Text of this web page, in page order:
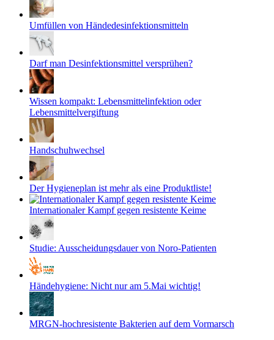
Umfüllen von Händedesinfektionsmitteln
Darf man Desinfektionsmittel versprühen?
Wissen kompakt: Lebensmittelinfektion oder
Lebensmittelvergiftung
Handschuhwechsel
Der Hygieneplan ist mehr als eine Produktliste!
Internationaler Kampf gegen resistente Keime
Studie: Ausscheidungsdauer von Noro-Patienten
Händehygiene: Nicht nur am 5.Mai wichtig!
MRGN-hochresistente Bakterien auf dem Vormarsch